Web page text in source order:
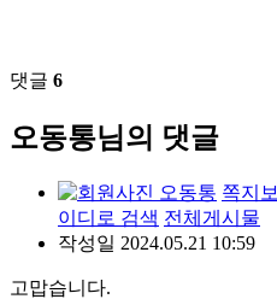
댓글 6
오동통님의 댓글
오동통 쪽지
이디로 검색 전체게시물
작성일 2024.05.21 10:59
고맙습니다.